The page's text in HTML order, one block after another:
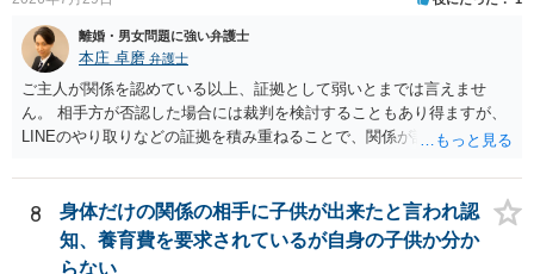
値と夫との関係との均衡のように思います。 ③行政書士に委任をして
いるのであれば，どのような内容の委任なのか不明ですが，その行政
書士との協議になると思います。請求するか，訴訟にするか，その点
の見極めや，相手方は性交類似行為は認めているのか，それさえも否
定しているのかによって，考え方・進め方は変わってくると思いま
あれば，本人（行政書士でも同じだと思います。）への対応ではあま
り変わらないように思います。減額で折り合えるなら本人様の交渉で
もよいように思いますが，ゼロかどうかの観点であれば，訴訟に進む
しかなくなるようにも思います。そうしますと，お近くの弁護士に相
離婚・男女問題に強い弁護士
本庄 卓磨 弁護士
ご主人が関係を認めている以上、証拠として弱いとまでは言えませ
ん。 相手方が否認した場合には裁判を検討することもあり得ますが、
LINEのやり取りなどの証拠を積み重ねることで、関係が認定される余
個別の事情によりますので、お早めに弁護士に相談されることをおす
すめします。
8
身体だけの関係の相手に子供が出来たと言われ認
知、養育費を要求されているが自身の子供か分か
らない